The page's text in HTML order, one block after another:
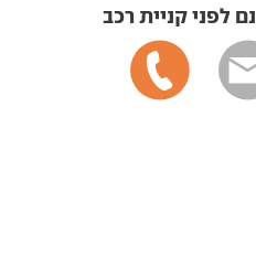
לפני קניית רכב